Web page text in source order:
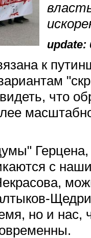
update:
к
что
Герцена,
с
но и нас,